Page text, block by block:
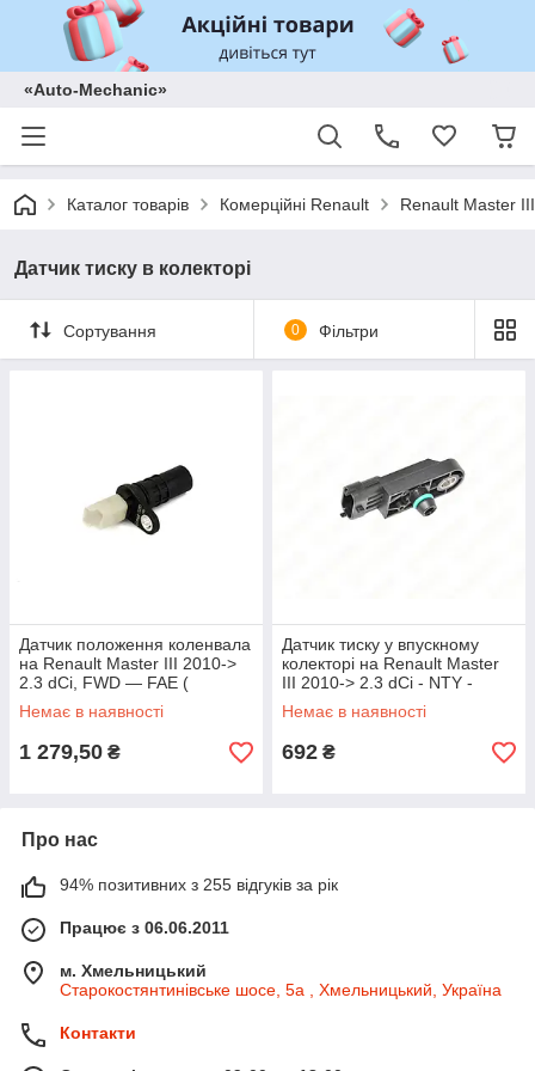
«Auto-Mechanic»
Каталог товарів Комерційні Renault Renault Master
Датчик тиску в колекторі
Сортування 0 Фільтри
Датчик положення коленвала
на Renault Master III 2010->
2.3 dCi, FWD — FAE (
Іспанія) - FAE79253
Немає в наявності
1 279,50 ₴
Датчик тиску у впускному
колекторі на Renault Master
III 2010-> 2.3 dCi - NTY -
ECM-NS-000
Немає в наявності
692 ₴
Про нас
94% позитивних з 255 відгуків за рік
Працює з 06.06.2011
м. Хмельницький
Старокостянтинівське шосе, 5а , Хмельницький, Україна
Контакти